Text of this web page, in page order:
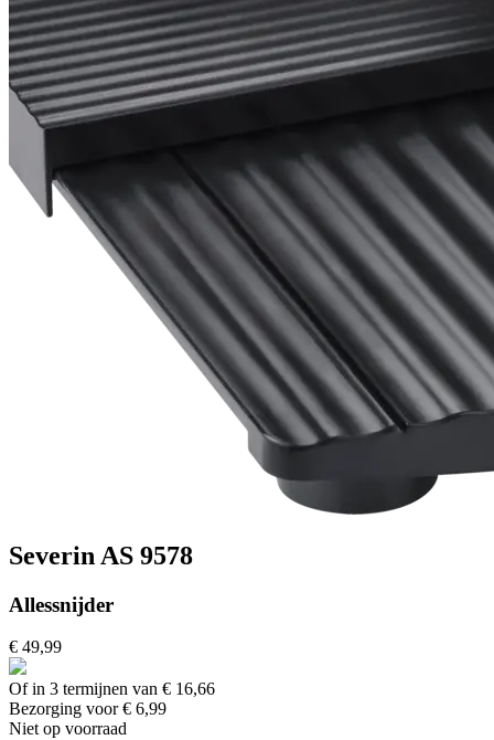
Severin AS 9578
Allessnijder
€ 49,99
Of in 3 termijnen van € 16,66
Bezorging voor € 6,99
Niet op voorraad